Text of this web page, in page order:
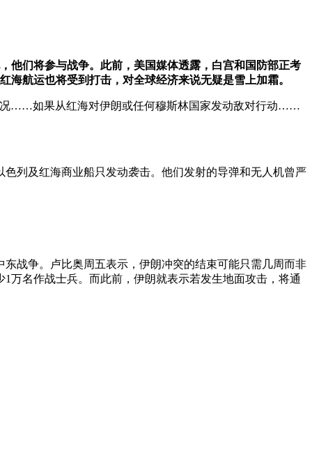
他们将参与战争。此前，美国媒体透露，白宫和国防部正考
航运也将受到打击，对全球经济来说无疑是雪上加霜。
况……如果从红海对伊朗或任何穆斯林国家发动敌对行动……
列及红海商业船只发动袭击。他们发射的导弹和无人机曾严
战争。卢比奥周五表示，伊朗冲突的结束可能只需几周而非
万名作战士兵。而此前，伊朗就表示若发生地面攻击，将通